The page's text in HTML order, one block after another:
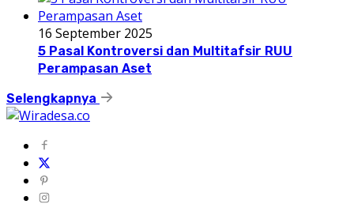
16 September 2025
5 Pasal Kontroversi dan Multitafsir RUU
Perampasan Aset
Selengkapnya